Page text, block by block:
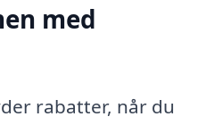
med
rabatter, når du